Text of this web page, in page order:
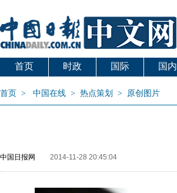
首页 时政 国际 国内
首页 > 中国在线 > 热点策划 > 原创图片
中国日报网 2014-11-28 20:45:04